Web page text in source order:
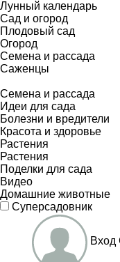
Лунный календарь
Сад и огород
Плодовый сад
Огород
Семена и рассада
Саженцы
Семена и рассада
Идеи для сада
Болезни и вредители
Красота и здоровье
Растения
Растения
Поделки для сада
Видео
Домашние животные
Суперсадовник
Вход